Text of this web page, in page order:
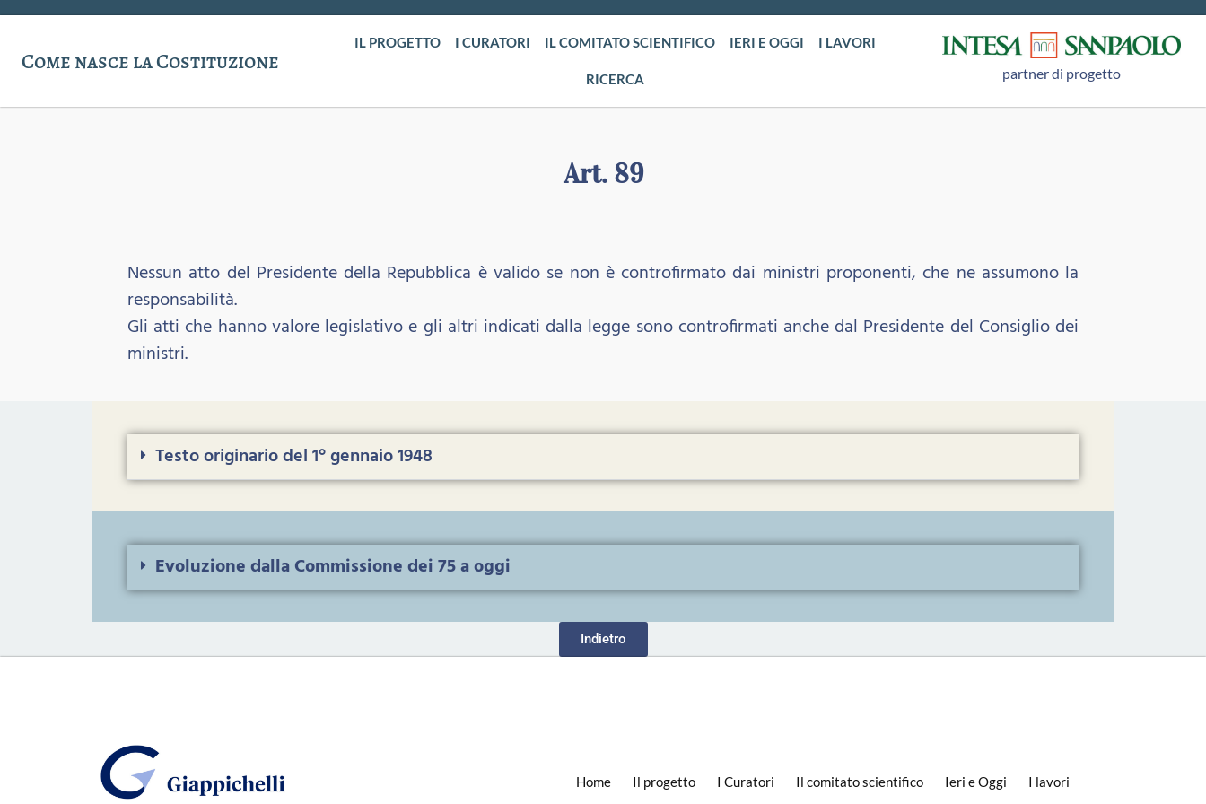
Come nasce la Costituzione
IL PROGETTO I CURATORI IL COMITATO SCIENTIFICO IERI E OGGI I LAVORI
RICERCA partner di progetto
Art. 89
Nessun atto del Presidente della Repubblica è valido se non è controfirmato dai ministri proponenti, che ne assumono la
responsabilità.
Gli atti che hanno valore legislativo e gli altri indicati dalla legge sono controfirmati anche dal Presidente del Consiglio dei
ministri.
Testo originario del 1° gennaio 1948
Evoluzione dalla Commissione dei 75 a oggi
Indietro
Home Il progetto I Curatori Il comitato scientifico Ieri e Oggi I lavori